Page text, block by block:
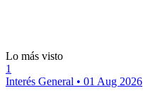
Lo más visto
1
Interés General • 01 Aug 2026